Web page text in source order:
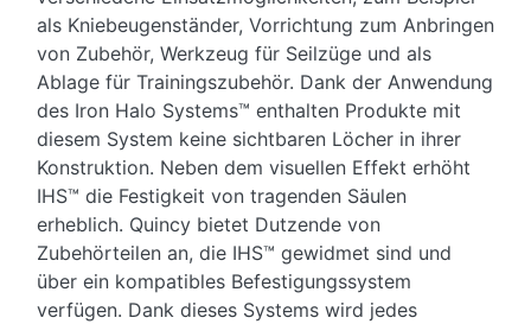
als Kniebeugenständer, Vorrichtung zum Anbringen
von Zubehör, Werkzeug für Seilzüge und als
Ablage für Trainingszubehör. Dank der Anwendung
des Iron Halo Systems™ enthalten Produkte mit
diesem System keine sichtbaren Löcher in ihrer
Konstruktion. Neben dem visuellen Effekt erhöht
IHS™ die Festigkeit von tragenden Säulen
erheblich. Quincy bietet Dutzende von
Zubehörteilen an, die IHS™ gewidmet sind und
über ein kompatibles Befestigungssystem
verfügen. Dank dieses Systems wird jedes